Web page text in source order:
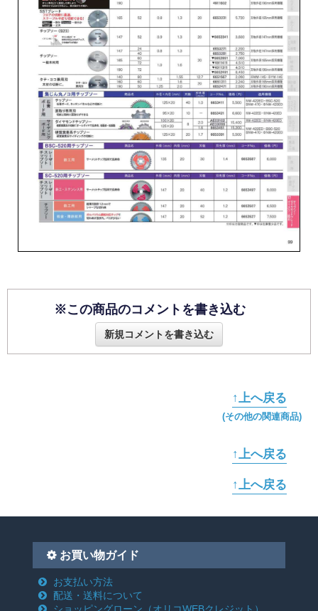
※この商品のコメントを書き込む
新規コメントを書き込む
↑上へ戻る
(その他の関連商品)
↑上へ戻る
↑上へ戻る
お買い物ガイド
お支払い方法
配送・送料について